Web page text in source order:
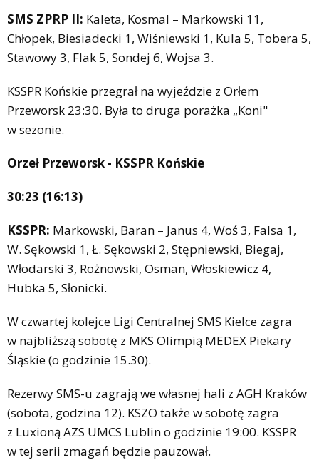
SMS ZPRP II: Kaleta, Kosmal – Markowski 11,
Chłopek, Biesiadecki 1, Wiśniewski 1, Kula 5, Tobera 5,
Stawowy 3, Flak 5, Sondej 6, Wojsa 3.
KSSPR Końskie przegrał na wyjeździe z Orłem
Przeworsk 23:30. Była to druga porażka „Koni"
w sezonie.
Orzeł Przeworsk - KSSPR Końskie
30:23 (16:13)
KSSPR: Markowski, Baran – Janus 4, Woś 3, Falsa 1,
W. Sękowski 1, Ł. Sękowski 2, Stępniewski, Biegaj,
Włodarski 3, Rożnowski, Osman, Włoskiewicz 4,
Hubka 5, Słonicki.
W czwartej kolejce Ligi Centralnej SMS Kielce zagra
w najbliższą sobotę z MKS Olimpią MEDEX Piekary
Śląskie (o godzinie 15.30).
Rezerwy SMS-u zagrają we własnej hali z AGH Kraków
(sobota, godzina 12). KSZO także w sobotę zagra
z Luxioną AZS UMCS Lublin o godzinie 19:00. KSSPR
w tej serii zmagań będzie pauzował.